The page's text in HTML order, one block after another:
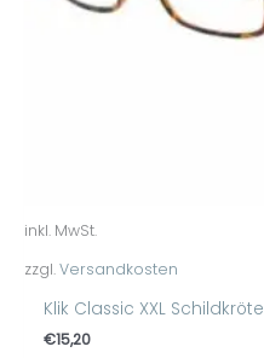
inkl. MwSt.
zzgl.Versandkosten
Klik Classic XXL Schildkröte
€15,20